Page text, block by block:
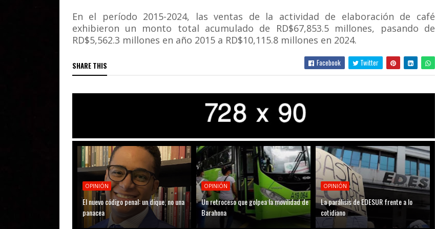
En el período 2015-2024, las ventas de la actividad de elaboración de café
exhibieron un monto total acumulado de RD$67,853.5 millones, pasando de
RD$5,562.3 millones en año 2015 a RD$10,115.8 millones en 2024.
SHARE THIS Facebook Twitter
OPINIÓN
El nuevo código penal: un dique, no una
panacea
OPINIÓN
Un retroceso que golpea la movilidad de
Barahona
OPINIÓN
La parálisis de EDESUR frente a lo
cotidiano